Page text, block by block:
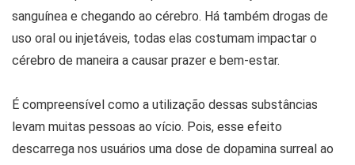
sanguínea e chegando ao cérebro. Há também drogas de
uso oral ou injetáveis, todas elas costumam impactar o
cérebro de maneira a causar prazer e bem-estar.
É compreensível como a utilização dessas substâncias
levam muitas pessoas ao vício. Pois, esse efeito
descarrega nos usuários uma dose de dopamina surreal ao